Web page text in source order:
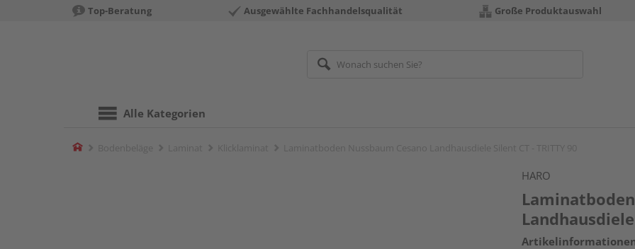
Top-Beratung Ausgewählte Fachhandelsqualität Große Produktauswahl
Alle Kategorien
Home
HARO